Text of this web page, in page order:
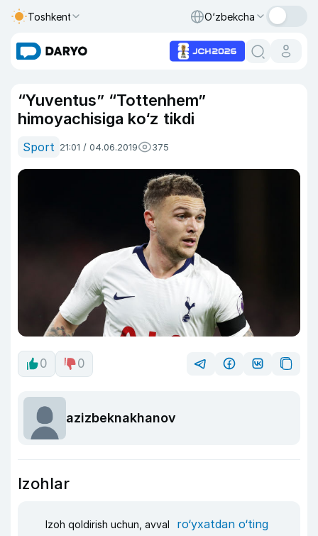
Toshkent O‘zbekcha
“Yuventus” “Tottenhem”
himoyachisiga ko‘z tikdi
Sport 21:01 / 04.06.2019 375
0 0
azizbeknakhanov
Izohlar
Izoh qoldirish uchun, avval ro‘yxatdan o‘ting